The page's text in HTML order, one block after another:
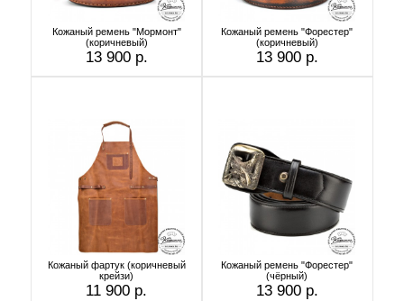
Кожаный ремень "Мормонт"
(коричневый)
13 900 р.
Кожаный ремень "Форестер"
(коричневый)
13 900 р.
Кожаный фартук (коричневый
крейзи)
11 900 р.
Кожаный ремень "Форестер"
(чёрный)
13 900 р.